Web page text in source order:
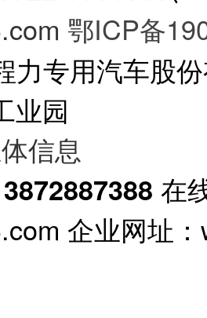
鄂ICP备
力专用汽车股
业园
在
企业网址